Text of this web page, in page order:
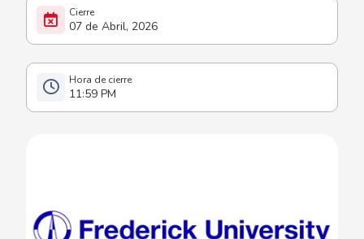
07 de Abril, 2026
11:59 PM